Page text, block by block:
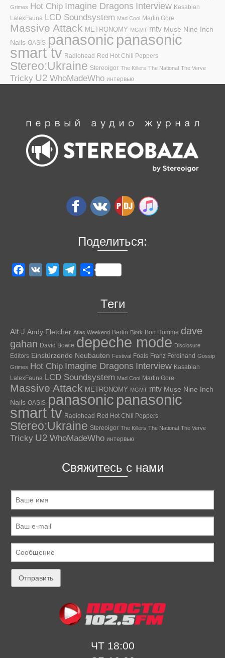
Grimes Hot Chip Imagine Dragons Interview Kasabian
LatexFauna LCD Soundsystem Mad Cool Martin Gore
Massive Attack METRONOMY MGMT mtv Muse Nine Inch
Nails OASIS panasonic panasonic
smart tv Radiohead Red Hot Chili Peppers
Stereo:Ukraine Stereoigor The Killers The National The Verve
Tricky U2 WhoMadeWho интервью
Поделиться:
Facebook
VK Twitter TelegramОтправить
Теги
Alt-J Andy Fletcher Atlas Weekend Berlin Bjork Bon Homme dave
gahan David Bowie depeche mode Disclosure
Editors Einstürzende Neubauten Festival Foals Franz Ferdinand Gossip
Grimes Hot Chip Imagine Dragons Interview Kasabian
LatexFauna LCD Soundsystem Mad Cool Martin Gore
Massive Attack METRONOMY MGMT mtv Muse Nine Inch
Nails OASIS panasonic panasonic
smart tv Radiohead Red Hot Chili Peppers
Stereo:Ukraine Stereoigor The Killers The National The Verve
Tricky U2 WhoMadeWho интервью
Свяжитесь с нами
ЧТ 18:00